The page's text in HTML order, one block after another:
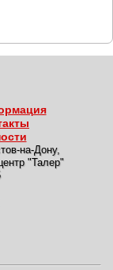
на-Дону,
"Талер"